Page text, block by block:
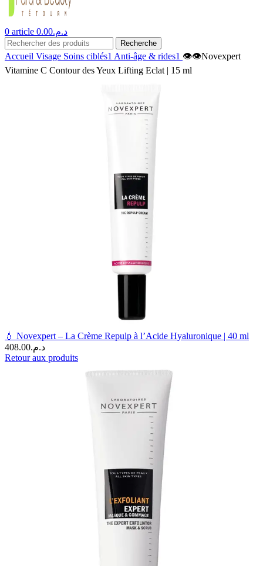
0 article د.م.0.00
Recherche
Accueil Visage Soins ciblés1 Anti-âge & rides1 👁️👁️Novexpert
Vitamine C Contour des Yeux Lifting Eclat | 15 ml
💧 Novexpert – La Crème Repulp à l’Acide Hyaluronique | 40 ml
د.م.408.00
Retour aux produits